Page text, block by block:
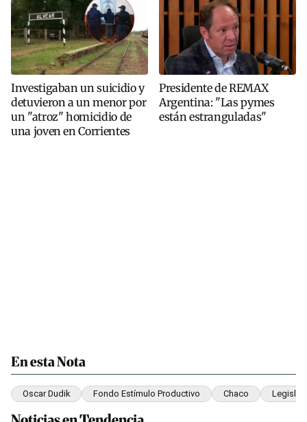
Investigaban un suicidio y
detuvieron a un menor por
un "atroz" homicidio de
una joven en Corrientes
Presidente de REMAX
Argentina: "Las pymes
están estranguladas"
En esta Nota
Oscar Dudik Fondo Estímulo Productivo Chaco